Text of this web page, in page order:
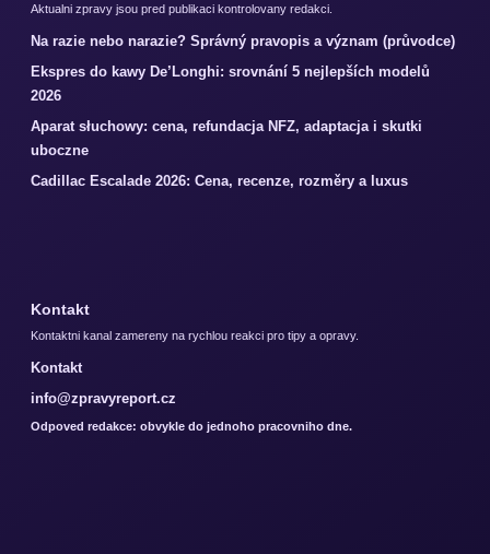
Aktualni zpravy jsou pred publikaci kontrolovany redakci.
Na razie nebo narazie? Správný pravopis a význam (průvodce)
Ekspres do kawy De’Longhi: srovnání 5 nejlepších modelů
2026
Aparat słuchowy: cena, refundacja NFZ, adaptacja i skutki
uboczne
Cadillac Escalade 2026: Cena, recenze, rozměry a luxus
Kontakt
Kontaktni kanal zamereny na rychlou reakci pro tipy a opravy.
Kontakt
info@zpravyreport.cz
Odpoved redakce: obvykle do jednoho pracovniho dne.